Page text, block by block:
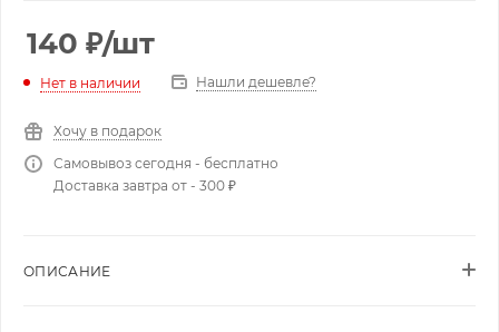
140 ₽/шт
Нет в наличии Нашли дешевле?
Хочу в подарок
Самовывоз сегодня - бесплатно
Доставка завтра от - 300 ₽
ОПИСАНИЕ